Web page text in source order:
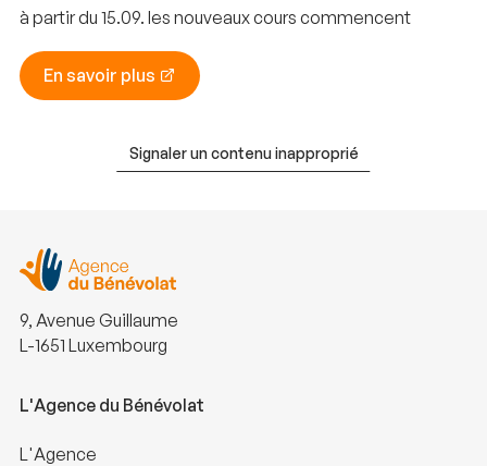
à partir du 15.09. les nouveaux cours commencent
En savoir plus
Signaler un contenu inapproprié
9, Avenue Guillaume
L-1651 Luxembourg
L'Agence du Bénévolat
L'Agence